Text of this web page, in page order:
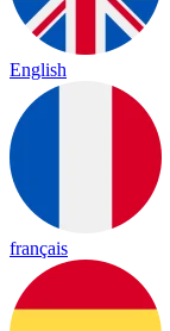
English
français